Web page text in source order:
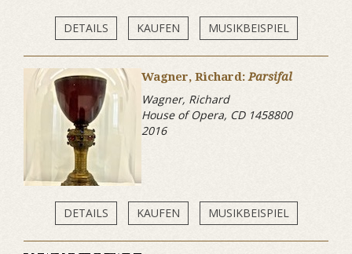
DETAILS KAUFEN MUSIKBEISPIEL
Wagner, Richard:Parsifal
Wagner, Richard
House of Opera, CD 1458800
2016
DETAILS KAUFEN MUSIKBEISPIEL